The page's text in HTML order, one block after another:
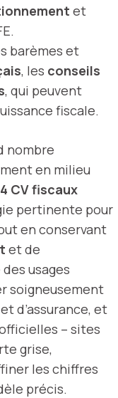
et
barèmes et
, les conseils
, qui peuvent
fiscale.
nombre
en milieu
CV fiscaux
pertinente pour
en conservant
et de
usages
soigneusement
d’assurance, et
– sites
grise,
les chiffres
précis.